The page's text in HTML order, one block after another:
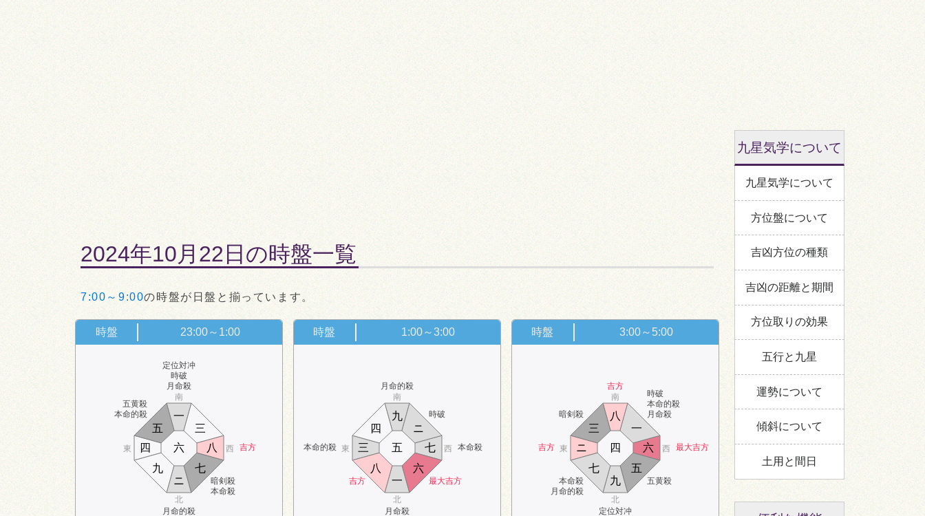
2024年10月22日の時盤一覧
7:00～9:00の時盤が日盤と揃っています。
時盤 23:00～1:00
五黄殺
本命的殺
定位対冲
時破
月命殺
吉方
月命的殺
暗剣殺
本命殺
南
北
東 西
ニ
三
四
五
六
七
八
九
一
時盤 1:00～3:00
月命的殺
時破
本命的殺 本命殺
吉方
月命殺
最大吉方
南
北
東 西
一
ニ
三
四
五
六
七
八
九
時盤 3:00～5:00
暗剣殺
吉方
時破
本命的殺
月命殺
吉方 最大吉方
本命殺
月命的殺
定位対冲
五黄殺
南
北
東 西
九
一
ニ
三
四
五
六
七
八
九星気学について
九星気学について
方位盤について
吉凶方位の種類
吉凶の距離と期間
方位取りの効果
五行と九星
運勢について
傾斜について
土用と間日